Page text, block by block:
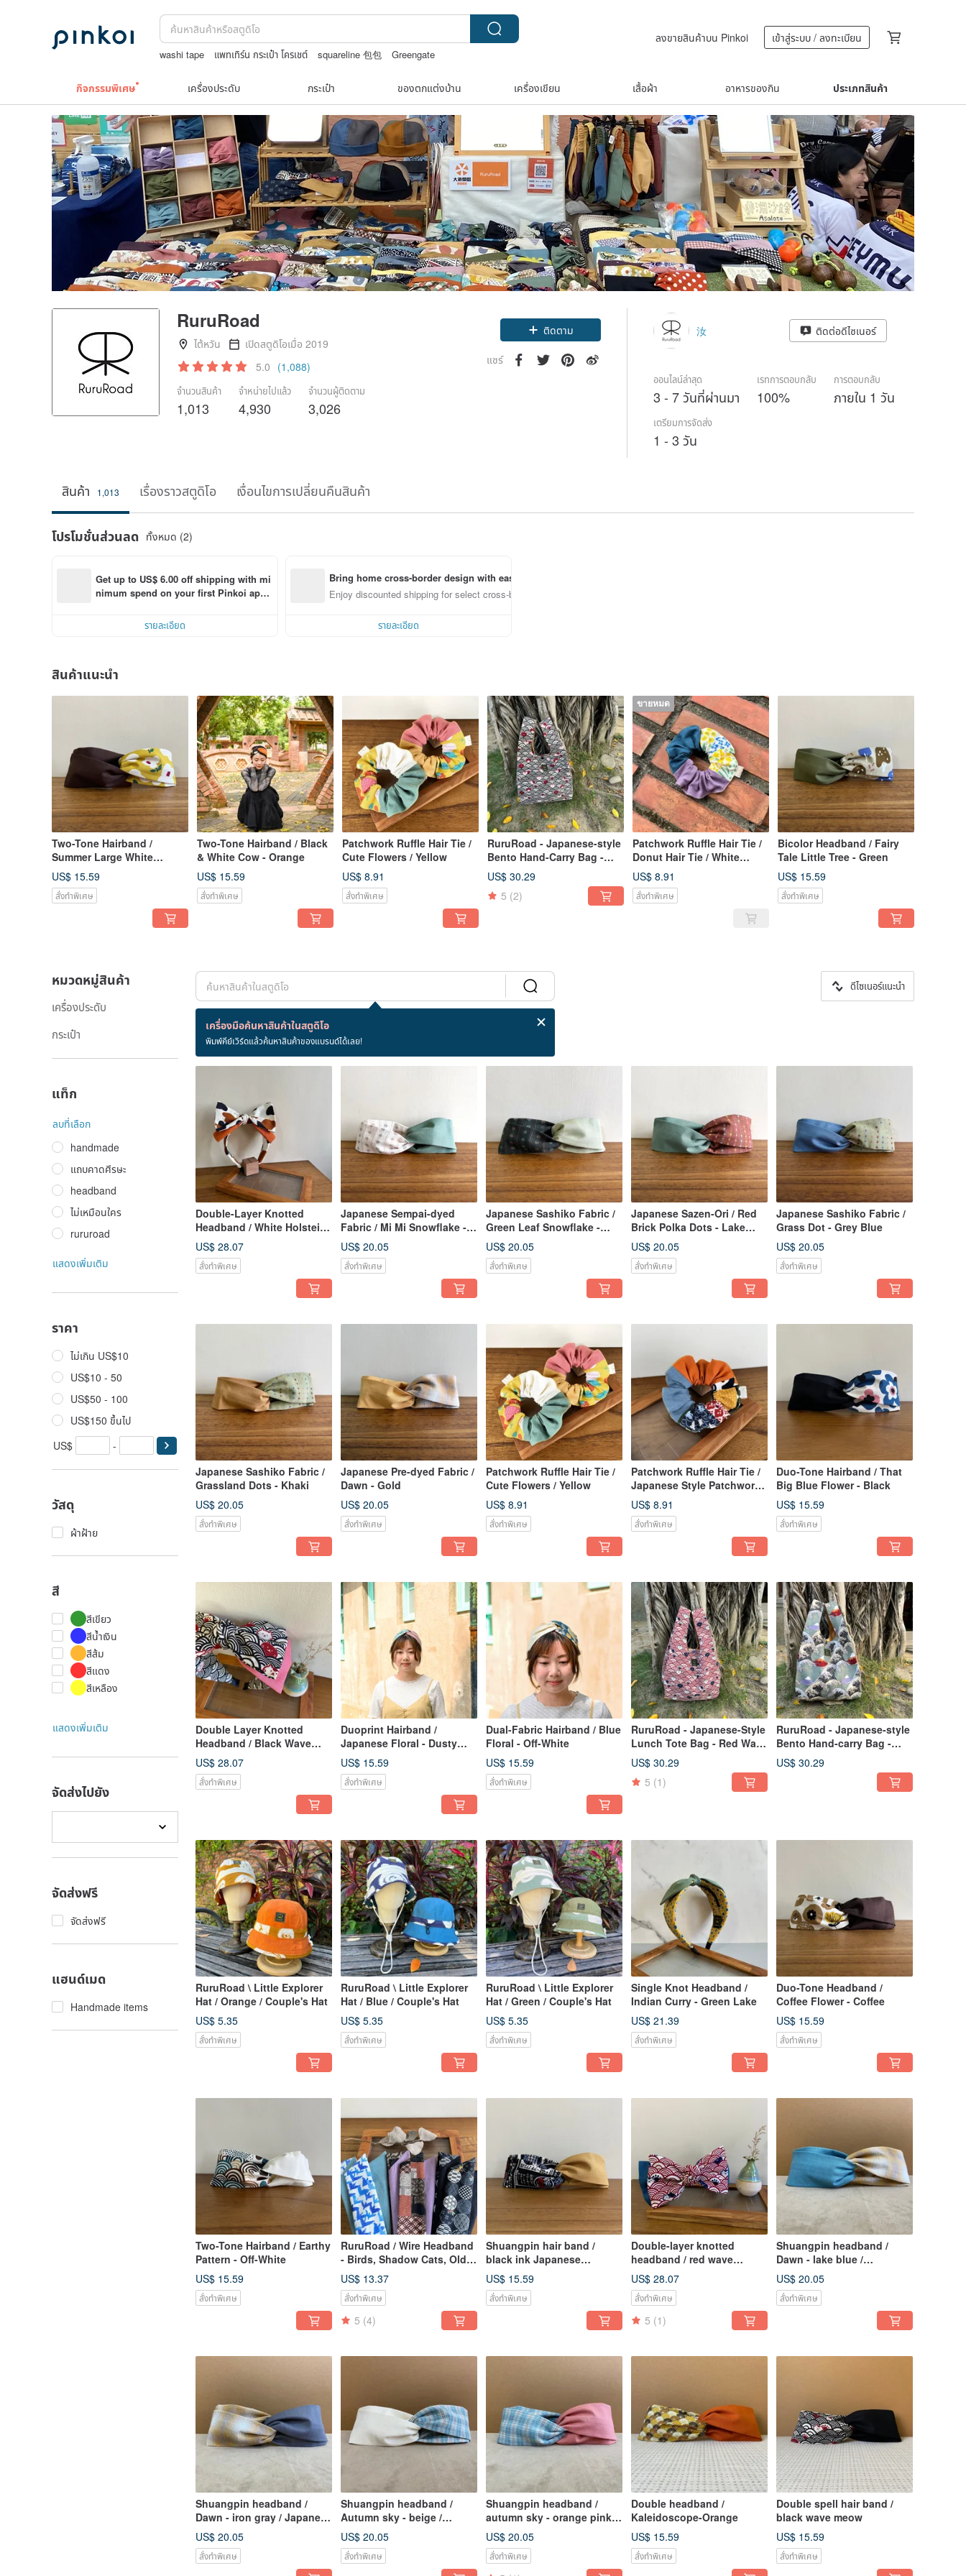
washi tape แพทเทิร์น กระเป๋า โครเชต์ squareline 包包
Greengate
ลงขายสินค้าบน Pinkoi เข้าสู่ระบบ / ลงทะเบียน
กิจกรรมพิเศษ เครื่องประดับ กระเป๋า ของตกแต่งบ้าน เครื่องเขียน เสื้อผ้า อาหารของกิน ประเภทสินค้า
RuruRoad
ไต้หวัน
เปิดสตูดิโอเมื่อ 2019
5.0 (1,088)
จำนวนสินค้า
1,013
จำหน่ายไปแล้ว
4,930
จำนวนผู้ติดตาม
3,026
Claim coupon
ติดตาม
แชร์
汝 ติดต่อดีไซเนอร์
ออนไลน์ล่าสุด
3 - 7 วันที่ผ่านมา
เรทการตอบกลับ
100%
การตอบกลับ
ภายใน 1 วัน
เตรียมการจัดส่ง
1 - 3 วัน
สินค้า 1,013 เรื่องราวสตูดิโอ เงื่อนไขการเปลี่ยนคืนสินค้า
โปรโมชั่นส่วนลด ทั้งหมด (2)
Get up to US$ 6.00 off shipping with mi
nimum spend on your first Pinkoi app
รายละเอียด
Bring home cross-border design with ease
Enjoy discounted shipping for select cross-border items
รายละเอียด
สินค้าแนะนำ
Two-Tone Hairband /
Summer Large White
Flower - Coffee
US$ 15.59
สั่งทำพิเศษ
Two-Tone Hairband / Black
& White Cow - Orange
US$ 15.59
สั่งทำพิเศษ
Patchwork Ruffle Hair Tie /
Cute Flowers / Yellow
US$ 8.91
สั่งทำพิเศษ
RuruRoad - Japanese-style
Bento Hand-Carry Bag -
Black Wave Cat
US$ 30.29
5 (2)
ขายหมด
Patchwork Ruffle Hair Tie /
Donut Hair Tie / White
Japanese Floral
US$ 8.91
สั่งทำพิเศษ
Bicolor Headband / Fairy
Tale Little Tree - Green
US$ 15.59
สั่งทำพิเศษ
หมวดหมู่สินค้า
เครื่องประดับ
กระเป๋า
แท็ก
ลบที่เลือก
handmade
แถบคาดศีรษะ
headband
ไม่เหมือนใคร
rururoad
แสดงเพิ่มเติม
ราคา
ไม่เกิน US$10
US$10 - 50
US$50 - 100
US$150 ขึ้นไป
US$
-
วัสดุ
ผ้าฝ้าย
สี
สีเขียว
สีน้ำเงิน
สีส้ม
สีแดง
สีเหลือง
แสดงเพิ่มเติม
จัดส่งไปยัง
จัดส่งฟรี
จัดส่งฟรี
แฮนด์เมด
Handmade items
เครื่องมือค้นหาสินค้าในสตูดิโอ
พิมพ์คีย์เวิร์ดแล้วค้นหาสินค้าของแบรนด์ได้เลย!
ดีไซเนอร์แนะนำ
สินค้า 269 ชิ้น
ญี่ปุ่น
Double-Layer Knotted
Headband / White Holstein
Cow - Orange
US$ 28.07
สั่งทำพิเศษ
Japanese Sempai-dyed
Fabric / Mi Mi Snowflake -
Lake Green
US$ 20.05
สั่งทำพิเศษ
Japanese Sashiko Fabric /
Green Leaf Snowflake -
Matcha Green
US$ 20.05
สั่งทำพิเศษ
Japanese Sazen-Ori / Red
Brick Polka Dots - Lake
Green
US$ 20.05
สั่งทำพิเศษ
Japanese Sashiko Fabric /
Grass Dot - Grey Blue
US$ 20.05
สั่งทำพิเศษ
Japanese Sashiko Fabric /
Grassland Dots - Khaki
US$ 20.05
สั่งทำพิเศษ
Japanese Pre-dyed Fabric /
Dawn - Gold
US$ 20.05
สั่งทำพิเศษ
Patchwork Ruffle Hair Tie /
Cute Flowers / Yellow
US$ 8.91
สั่งทำพิเศษ
Patchwork Ruffle Hair Tie /
Japanese Style Patchwork
Daruma
US$ 8.91
สั่งทำพิเศษ
Duo-Tone Hairband / That
Big Blue Flower - Black
US$ 15.59
สั่งทำพิเศษ
Double Layer Knotted
Headband / Black Wave
Meow - Pink
US$ 28.07
สั่งทำพิเศษ
Duoprint Hairband /
Japanese Floral - Dusty
Rose
US$ 15.59
สั่งทำพิเศษ
Dual-Fabric Hairband / Blue
Floral - Off-White
US$ 15.59
สั่งทำพิเศษ
RuruRoad - Japanese-Style
Lunch Tote Bag - Red Wave
Cat
US$ 30.29
5 (1)
RuruRoad - Japanese-style
Bento Hand-carry Bag -
Ukiyo-e
US$ 30.29
RuruRoad \ Little Explorer
Hat / Orange / Couple's Hat
US$ 5.35
สั่งทำพิเศษ
RuruRoad \ Little Explorer
Hat / Blue / Couple's Hat
US$ 5.35
สั่งทำพิเศษ
RuruRoad \ Little Explorer
Hat / Green / Couple's Hat
US$ 5.35
สั่งทำพิเศษ
Single Knot Headband /
Indian Curry - Green Lake
US$ 21.39
สั่งทำพิเศษ
Duo-Tone Headband /
Coffee Flower - Coffee
US$ 15.59
สั่งทำพิเศษ
Two-Tone Hairband / Earthy
Pattern - Off-White
US$ 15.59
สั่งทำพิเศษ
RuruRoad / Wire Headband
- Birds, Shadow Cats, Old
Japan
US$ 13.37
สั่งทำพิเศษ
5 (4)
Shuangpin hair band /
black ink Japanese
newspaper - natural yellow
US$ 15.59
สั่งทำพิเศษ
Double-layer knotted
headband / red wave
meow- blue
US$ 28.07
สั่งทำพิเศษ
5 (1)
Shuangpin headband /
Dawn - lake blue /
Japanese pre-dyed cloth
US$ 20.05
สั่งทำพิเศษ
Shuangpin headband /
Dawn - iron gray / Japanese
pre-dyed cloth
US$ 20.05
สั่งทำพิเศษ
Shuangpin headband /
Autumn sky - beige /
Japanese dyed cloth
US$ 20.05
สั่งทำพิเศษ
Shuangpin headband /
autumn sky - orange pink /
Japanese dyed cloth
US$ 20.05
สั่งทำพิเศษ
Double headband /
Kaleidoscope-Orange
US$ 15.59
สั่งทำพิเศษ
Double spell hair band /
black wave meow
US$ 15.59
สั่งทำพิเศษ